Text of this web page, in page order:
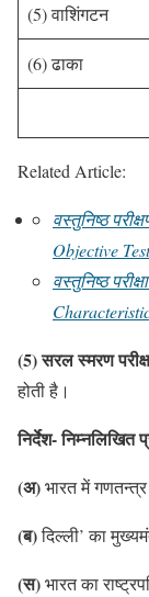
(5) वाशिंगटन
(6) ढाका
Related Article:
वस्तुनिष्ठ
Objective
वस्तुनिष्ठ
(5) सरल स्मरण
होती है।
निर्देश-
(अ)भारत में गणतन्त्र
(ब)दिल्ली’ का
(स)भारत का